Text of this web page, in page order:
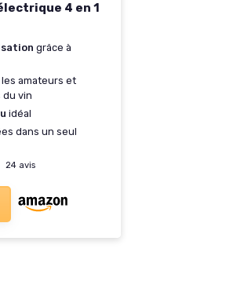
4 en 1
grâce à
amateurs et
vin
idéal
dans un seul
24 avis